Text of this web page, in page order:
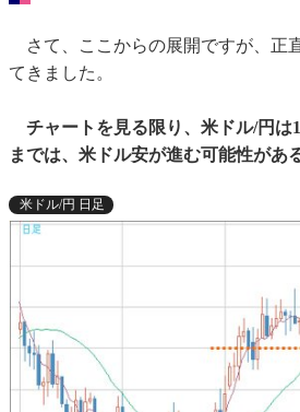
さて、ここからの展開ですが、正
てきました。
チャートを見る限り、米ドル/円は
までは、米ドル安が進む可能性があ
米ドル/円 日足